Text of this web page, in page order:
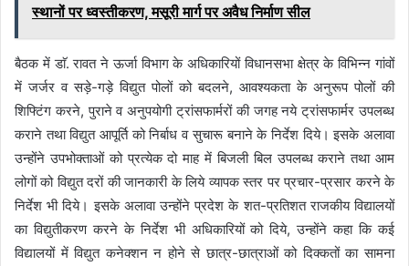
स्थानों पर ध्वस्तीकरण, मसूरी मार्ग पर अवैध निर्माण सील
बैठक में डाॅ. रावत ने ऊर्जा विभाग के अधिकारियों विधानसभा क्षेत्र के विभिन्न गांवों
में जर्जर व सड़े-गड़े विद्युत पोलों को बदलने, आवश्यकता के अनुरूप पोलों की
शिफ्टिंग करने, पुराने व अनुपयोगी ट्रांसफार्मरों की जगह नये ट्रांसफार्मर उपलब्ध
कराने तथा विद्युत आपूर्ति को निर्बाध व सुचारू बनाने के निर्देश दिये। इसके अलावा
उन्होंने उपभोक्ताओं को प्रत्येक दो माह में बिजली बिल उपलब्ध कराने तथा आम
लोगों को विद्युत दरों की जानकारी के लिये व्यापक स्तर पर प्रचार-प्रसार करने के
निर्देश भी दिये। इसके अलावा उन्होंने प्रदेश के शत-प्रतिशत राजकीय विद्यालयों
का विद्युतीकरण करने के निर्देश भी अधिकारियों को दिये, उन्होंने कहा कि कई
विद्यालयों में विद्युत कनेक्शन न होने से छात्र-छात्राओं को दिक्कतों का सामना